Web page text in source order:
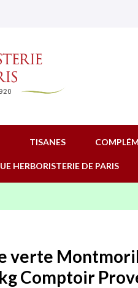
TISANES
HERBORISTERIE DE PARIS
verte
Comptoir